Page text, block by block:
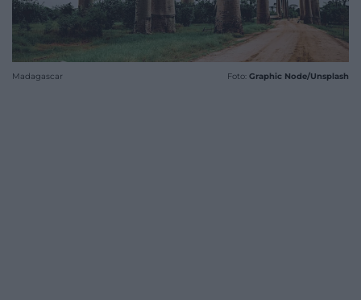
Madagascar Foto: Graphic Node/Unsplash